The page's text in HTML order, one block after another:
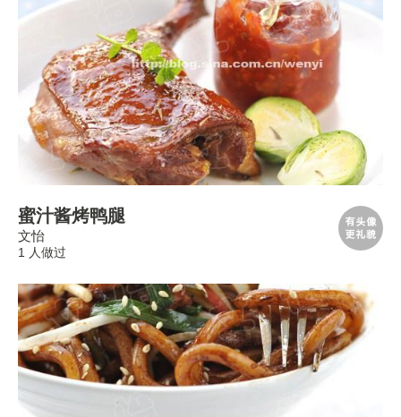
蜜汁酱烤鸭腿
文怡
1 人做过